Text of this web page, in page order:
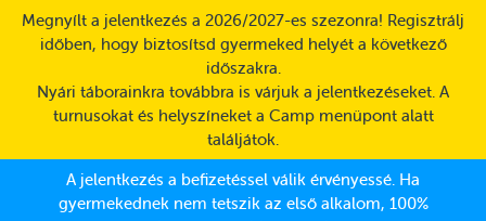
Skip to main content
Megnyílt a jelentkezés a 2026/2027-es szezonra! Regisztrálj
időben, hogy biztosítsd gyermeked helyét a következő
időszakra.
Nyári táborainkra továbbra is várjuk a jelentkezéseket. A
turnusokat és helyszíneket a Camp menüpont alatt
találjátok.
A jelentkezés a befizetéssel válik érvényessé. Ha
gyermekednek nem tetszik az első alkalom, 100%